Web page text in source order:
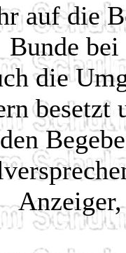
auf die
Bunde
die
besetzt